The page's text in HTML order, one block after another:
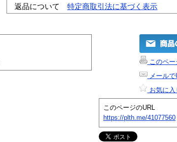
返品について
特定商取引法に基づく表示
このペー
メールで
お気に
このページのURL
https://plth.me/41077560